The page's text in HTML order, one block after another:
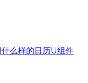
么样的日历U组件